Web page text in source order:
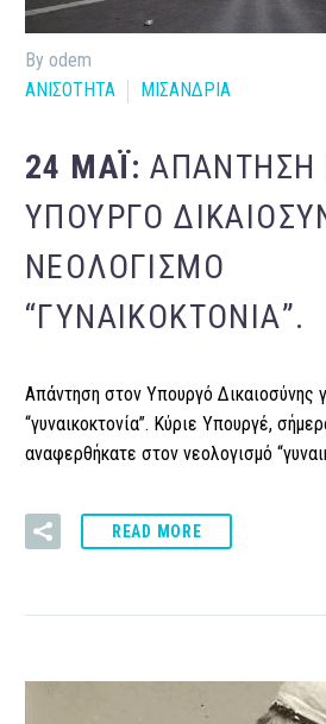
By odem
ΑΝΙΣΟΤΗΤΑ
ΜΙΣΑΝΔΡΙΑ
24 ΜΆΙ:ΑΠΆΝΤΗΣΗ
ΥΠΟΥΡΓΌ
ΝΕΟΛΟΓΙΣΜΌ
“ΓΥΝΑΙΚΟΚΤΟΝΊΑ”.
Απάντηση στον Υπουργό Δικαιοσύνης
“γυναικοκτονία”. Κύριε Υπουργέ,
αναφερθήκατε στον νεολογισμό
READ MORE